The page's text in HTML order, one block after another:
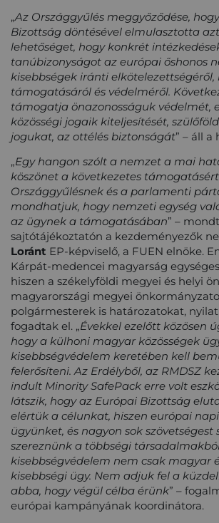
„Az Országgyűlés meggyőződése,
Bizottság döntésével elmulasztotta
lehetőséget, hogy konkrét
tanúbizonyságot az európai őshonos
kisebbségek iránti
támogatásáról és védelméről.
támogatja önazonosságuk védelmét,
közösségi jogaik kiteljesítését,
jogukat, az ottélés biztonságát” – áll
„Egy hangon szólt a nemzet a mai
köszönet a következetes
Országgyűlésnek és a parlamenti
mondhatjuk, hogy nemzeti egység
az ügynek a támogatásában” –
sajtótájékoztatón a kezdeményezők
Loránt EP-képviselő, a FUEN elnöke.
Kárpát-medencei magyarság
hiszen a székelyföldi megyei és helyi
magyarországi megyei
polgármesterek is határozatokat,
fogadtak el. „Évekkel ezelőtt közösen
hogy a külhoni magyar közösségek
kisebbségvédelem keretében kell
felerősíteni. Az Erdélyből, az RMDSZ
indult Minority SafePack erre volt
látszik, hogy az Európai Bizottság
elértük a célunkat, hiszen európai
ügyünket, és nagyon sok szövetségest
szereznünk a többségi
kisebbségvédelem nem csak magyar
kisebbségi ügy. Nem adjuk fel a
abba, hogy végül célba érünk” –
európai kampányának koordinátora.